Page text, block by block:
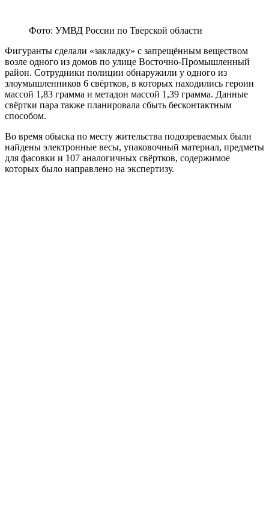
Фото: УМВД России по Тверской области
Фигуранты сделали «закладку» с запрещённым веществом
возле одного из домов по улице Восточно-Промышленный
район. Сотрудники полиции обнаружили у одного из
злоумышленников 6 свёртков, в которых находились героин
массой 1,83 грамма и метадон массой 1,39 грамма. Данные
свёртки пара также планировала сбыть бесконтактным
способом.
Во время обыска по месту жительства подозреваемых были
найдены электронные весы, упаковочный материал, предметы
для фасовки и 107 аналогичных свёртков, содержимое
которых было направлено на экспертизу.